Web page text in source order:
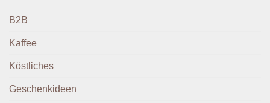
B2B
Kaffee
Köstliches
Geschenkideen